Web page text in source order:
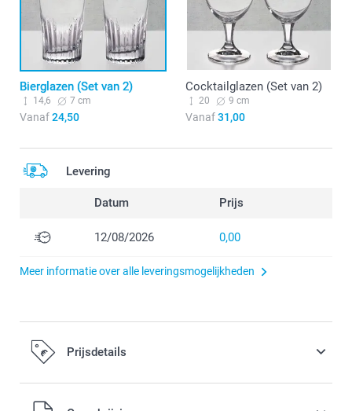
Bierglazen (Set van 2)
14,6 7 cm
Vanaf24,50
Cocktailglazen (Set van 2)
20 9 cm
Vanaf31,00
Levering
Datum Prijs
12/08/2026 0,00
Meer informatie over alle leveringsmogelijkheden
Prijsdetails
Alle prijzen zijn inclusief BTW